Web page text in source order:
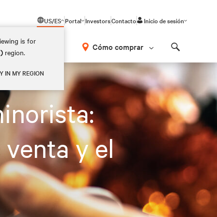
US/ES
is for
region.
IN MY REGION
Portal InvestorsContacto Inicio de sesión
Cómo comprar
y el